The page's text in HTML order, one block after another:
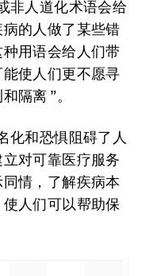
非人道化术语会给
的人做了某些错
用语会给人们带
使人们更不愿寻
隔离 ”。
化和恐惧阻碍了人
对可靠医疗服务
情，了解疾病本
人们可以帮助保